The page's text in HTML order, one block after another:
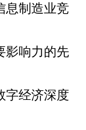
制造业竞
响力的先
经济深度